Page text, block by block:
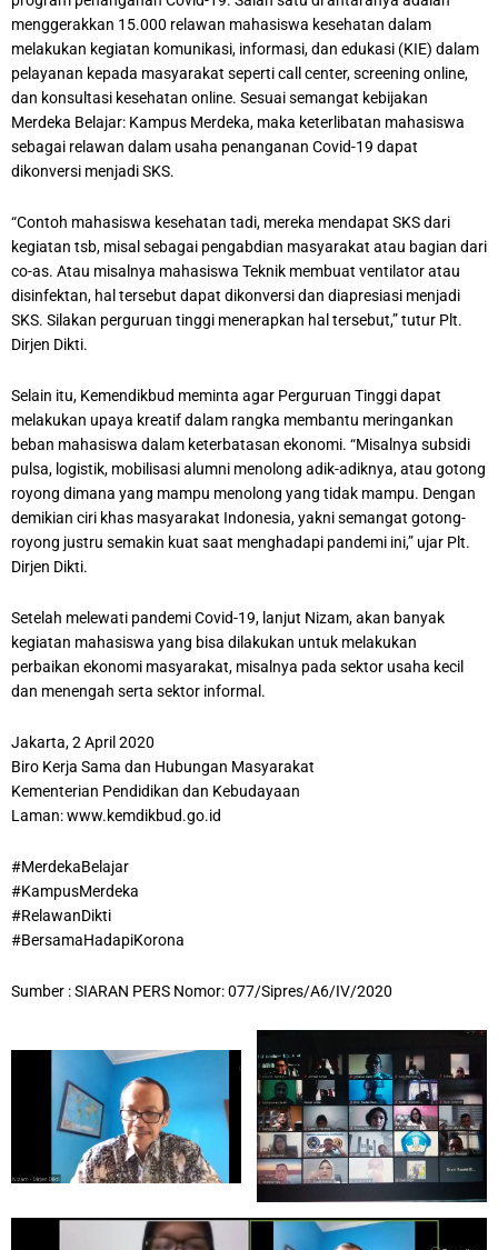
menggerakkan 15.000 relawan mahasiswa kesehatan dalam
melakukan kegiatan komunikasi, informasi, dan edukasi (KIE) dalam
pelayanan kepada masyarakat seperti call center, screening online,
dan konsultasi kesehatan online. Sesuai semangat kebijakan
Merdeka Belajar: Kampus Merdeka, maka keterlibatan mahasiswa
sebagai relawan dalam usaha penanganan Covid-19 dapat
dikonversi menjadi SKS.
“Contoh mahasiswa kesehatan tadi, mereka mendapat SKS dari
kegiatan tsb, misal sebagai pengabdian masyarakat atau bagian dari
co-as. Atau misalnya mahasiswa Teknik membuat ventilator atau
disinfektan, hal tersebut dapat dikonversi dan diapresiasi menjadi
SKS. Silakan perguruan tinggi menerapkan hal tersebut,” tutur Plt.
Dirjen Dikti.
Selain itu, Kemendikbud meminta agar Perguruan Tinggi dapat
melakukan upaya kreatif dalam rangka membantu meringankan
beban mahasiswa dalam keterbatasan ekonomi. “Misalnya subsidi
pulsa, logistik, mobilisasi alumni menolong adik-adiknya, atau gotong
royong dimana yang mampu menolong yang tidak mampu. Dengan
demikian ciri khas masyarakat Indonesia, yakni semangat gotong-
royong justru semakin kuat saat menghadapi pandemi ini,” ujar Plt.
Dirjen Dikti.
Setelah melewati pandemi Covid-19, lanjut Nizam, akan banyak
kegiatan mahasiswa yang bisa dilakukan untuk melakukan
perbaikan ekonomi masyarakat, misalnya pada sektor usaha kecil
dan menengah serta sektor informal.
Jakarta, 2 April 2020
Biro Kerja Sama dan Hubungan Masyarakat
Kementerian Pendidikan dan Kebudayaan
Laman: www.kemdikbud.go.id
#MerdekaBelajar
#KampusMerdeka
#RelawanDikti
#BersamaHadapiKorona
Sumber : SIARAN PERS Nomor: 077/Sipres/A6/IV/2020